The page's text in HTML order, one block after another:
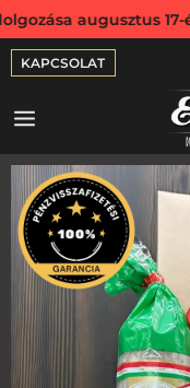
KAPCSOLAT